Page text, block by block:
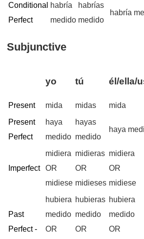
Conditional
Perfect
habría
medido
habrías
medido
habría
Subjunctive
yo tú él/ella/
Present mida midas mida
Present
Perfect
haya
medido
hayas
medido
haya
Imperfect
midiera
OR
midiese
midieras
OR
midieses
midiera
OR
midiese
Past
Perfect -
hubiera
medido
OR
hubieras
medido
OR
hubiera
medido
OR